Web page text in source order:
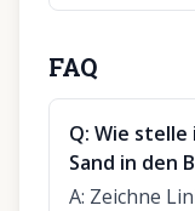
FAQ
Q: Wie stelle
Sand in den
A: Zeichne